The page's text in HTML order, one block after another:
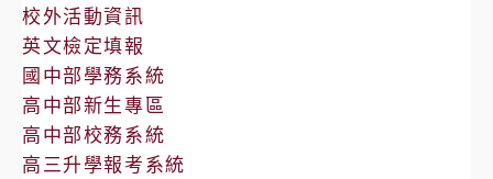
校外活動資訊
英文檢定填報
國中部學務系統
高中部新生專區
高中部校務系統
高三升學報考系統